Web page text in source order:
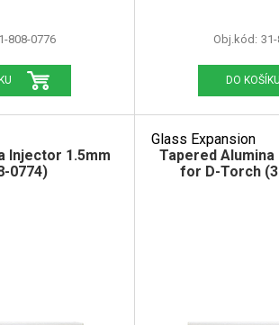
808-0776 Obj.kód:
DO KOŠÍKU
Injector 1.5mm
0774)
Glass Expansion
Tapered
for D-Torch